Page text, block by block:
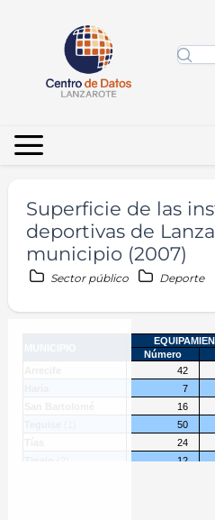
Superficie de las
deportivas de
municipio (2007)
Sector público Deporte